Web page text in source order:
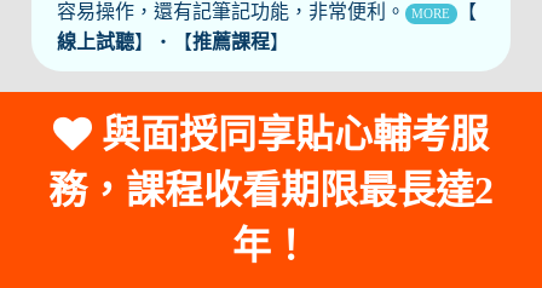
容易操作，還有記筆記功能，非常便利。
MORE 【
線上試聽】‧【推薦課程】
與面授同享貼心輔考服
務，課程收看期限最長達2
年！